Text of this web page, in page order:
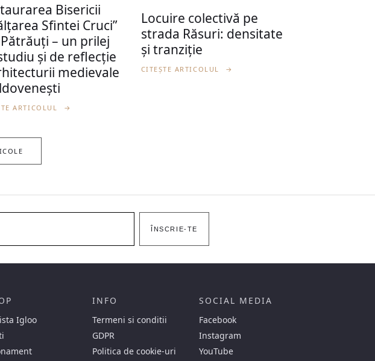
Bisericii
Sfintei Cruci”
– un prilej
și de reflecție
medievale
ARTICOLUL →
Locuire colectivă pe
strada Răsuri: densitate
și tranziție
CITEȘTE ARTICOLUL →
ÎNSCRIE-TE
Igloo
INFO
Termeni si conditii
GDPR
Politica de cookie-uri
SOCIAL MEDIA
Facebook
Instagram
YouTube